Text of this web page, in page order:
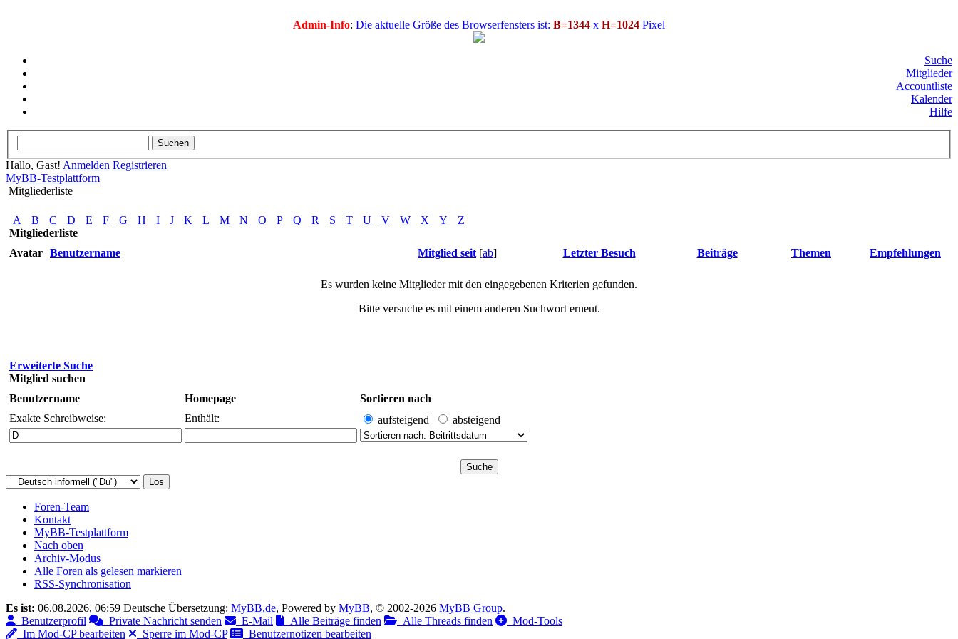
Admin-Info: Die aktuelle Größe des Browserfensters ist: B=1344 x H=1024 Pixel
Suche
Mitglieder
Accountliste
Kalender
Hilfe
Hallo, Gast! Anmelden Registrieren
MyBB-Testplattform
Mitgliederliste
A B C D E F G H I J K L M N O P Q R S T U V W X Y
Z
Mitgliederliste
Avatar Benutzername Mitglied seit [ab] Letzter Besuch Beiträge Themen Empfehlungen
Es wurden keine Mitglieder mit den eingegebenen Kriterien gefunden.
Bitte versuche es mit einem anderen Suchwort erneut.
Erweiterte Suche
Mitglied suchen
Benutzername
Homepage
Sortieren nach
Exakte Schreibweise:
Enthält: aufsteigend absteigend
Foren-Team
Kontakt
MyBB-Testplattform
Nach oben
Archiv-Modus
Alle Foren als gelesen markieren
RSS-Synchronisation
Es ist: 06.08.2026, 06:59 Deutsche Übersetzung: MyBB.de, Powered by MyBB, © 2002-2026 MyBB Group.
Benutzerprofil
Private Nachricht senden E-Mail Alle Beiträge finden Alle Threads finden
Mod-Tools
Im Mod-CP bearbeiten
Sperre im Mod-CP Benutzernotizen bearbeiten